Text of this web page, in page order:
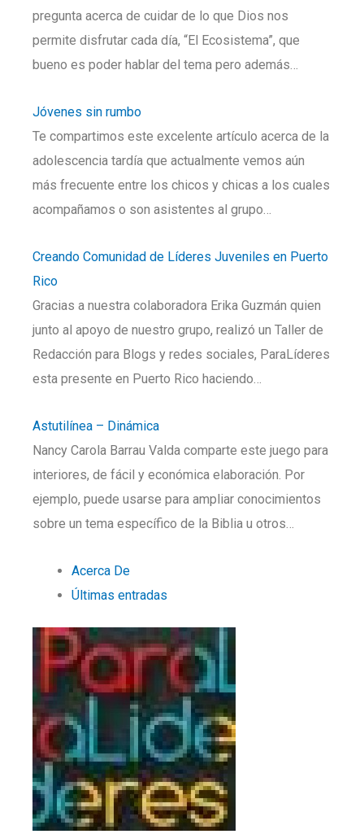
pregunta acerca de cuidar de lo que Dios nos
permite disfrutar cada día, “El Ecosistema”, que
bueno es poder hablar del tema pero además…
Jóvenes sin rumbo
Te compartimos este excelente artículo acerca de la
adolescencia tardía que actualmente vemos aún
más frecuente entre los chicos y chicas a los cuales
acompañamos o son asistentes al grupo…
Creando Comunidad de Líderes Juveniles en Puerto
Rico
Gracias a nuestra colaboradora Erika Guzmán quien
junto al apoyo de nuestro grupo, realizó un Taller de
Redacción para Blogs y redes sociales, ParaLíderes
esta presente en Puerto Rico haciendo…
Astutilínea – Dinámica
Nancy Carola Barrau Valda comparte este juego para
interiores, de fácil y económica elaboración. Por
ejemplo, puede usarse para ampliar conocimientos
sobre un tema específico de la Biblia u otros…
Acerca De
Últimas entradas